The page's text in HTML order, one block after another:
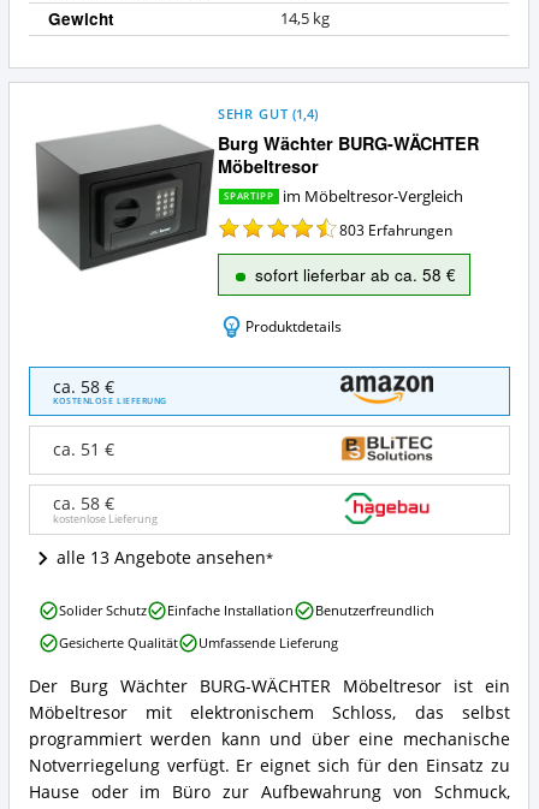
Gewicht 14,5 kg
Burg Wächter BURG-WÄCHTER
Möbeltresor
SEHR GUT (1,4)
SPARTIPP im Möbeltresor-Vergleich
803 Erfahrungen
sofort lieferbar ab ca. 58 €
Produktdetails
Burg
Wächter
BURG-
WÄCHTER
Möbeltresor
Angebote:
dieser
Möbeltresor
ca. 58 €
KOSTENLOSE LIEFERUNG
ca. 51 €
ca. 58 €
kostenlose Lieferung
alle 13 Angebote ansehen
Burg
Wächter
BURG-
WÄCHTER
Möbeltresor
Zusammenfassung:
Der Burg Wächter BURG-WÄCHTER Möbeltresor ist ein
Möbeltresor mit elektronischem Schloss, das selbst
programmiert werden kann und über eine mechanische
Notverriegelung verfügt. Er eignet sich für den Einsatz zu
Hause oder im Büro zur Aufbewahrung von Schmuck,
Burg
Wächter
BURG-
Möbeltresor
Vorteile:
Was
spricht
für
diesen
Solider Schutz Einfache Installation
Benutzerfreundlich
Gesicherte Qualität
Umfassende Lieferung